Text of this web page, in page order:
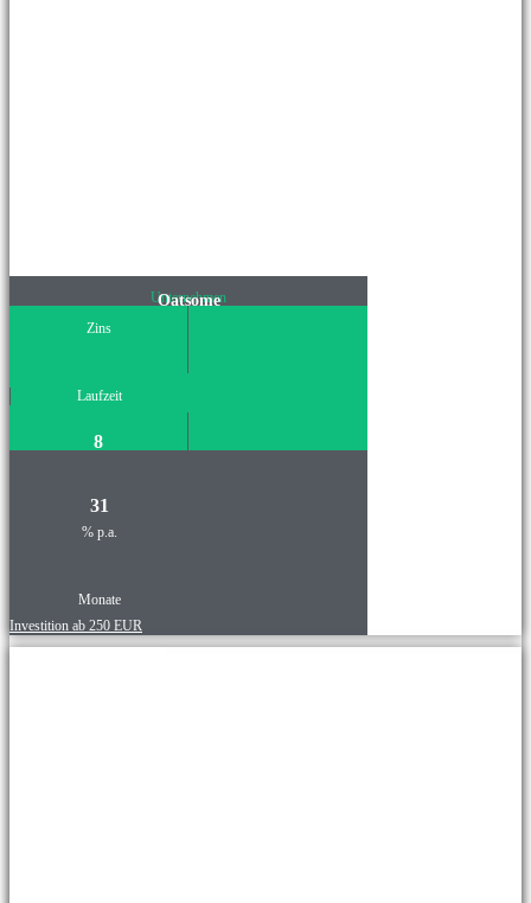
Unternehmen
Oatsome
Zins
Laufzeit
8
31
% p.a.
Monate
Investition ab 250 EUR